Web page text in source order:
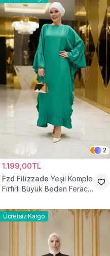
2
1.199,00TL
Fzd Filizzade Yeşil Komple
Fırfırlı Büyük Beden Ferace
Ücretsiz Kargo